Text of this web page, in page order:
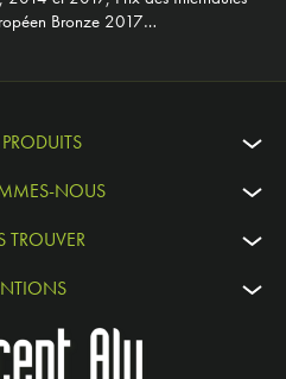
Bronze 2017…
NOUS
TROUVER